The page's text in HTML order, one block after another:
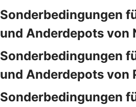
Sonderbedingungen
und Anderdepots von
Sonderbedingungen
und Anderdepots von
Sonderbedingungen